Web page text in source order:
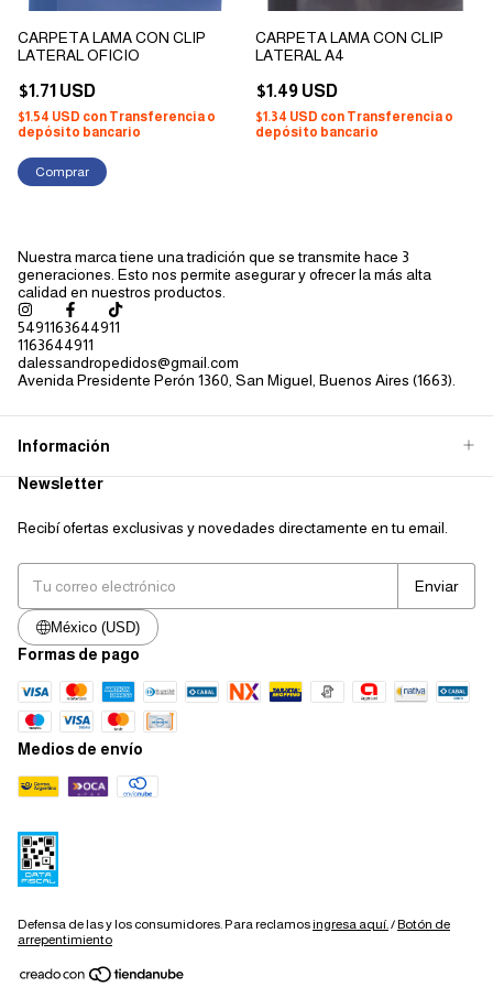
CARPETA LAMA CON CLIP
LATERAL OFICIO
$1.71 USD
$1.54 USD con Transferencia o
depósito bancario
CARPETA LAMA CON CLIP
LATERAL A4
$1.49 USD
$1.34 USD con Transferencia o
depósito bancario
Nuestra marca tiene una tradición que se transmite hace 3
generaciones. Esto nos permite asegurar y ofrecer la más alta
calidad en nuestros productos.
5491163644911
1163644911
dalessandropedidos@gmail.com
Avenida Presidente Perón 1360, San Miguel, Buenos Aires (1663).
Información
Newsletter
Recibí ofertas exclusivas y novedades directamente en tu email.
México (USD)
Formas de pago
Medios de envío
Defensa de las y los consumidores. Para reclamosingresa aquí. /Botón de
arrepentimiento